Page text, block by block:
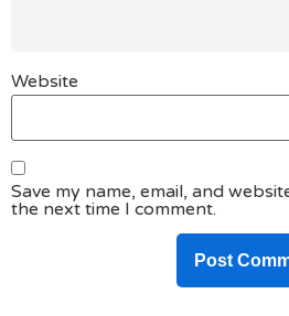
Website
Save my name, email, and
the next time I comment.